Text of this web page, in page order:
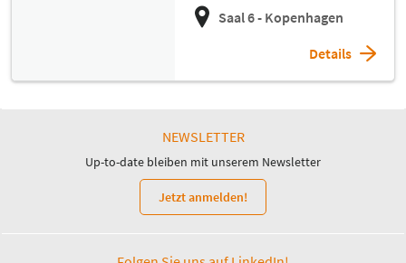
Saal 6 - Kopenhagen
Details
NEWSLETTER
Up-to-date bleiben mit unserem Newsletter
Jetzt anmelden!